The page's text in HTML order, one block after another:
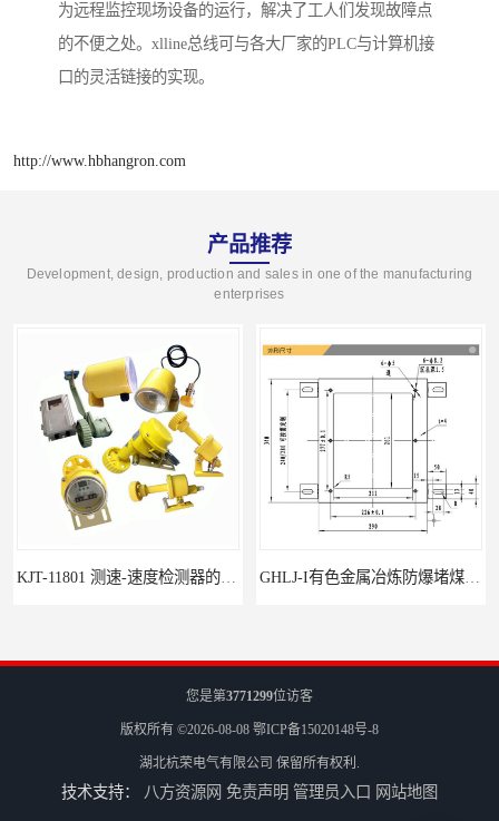
为远程监控现场设备的运行，解决了工人们发现故障点
的不便之处。xlline总线可与各大厂家的PLC与计算机接
口的灵活链接的实现。
http://www.hbhangron.com
产品推荐
Development, design, production and sales in one of the manufacturing
enterprises
KJT-11801 测速-速度检测器的技术参数与应用 GHLJ-I‌有色金属冶炼防爆堵煤开关的应用
您是第3771299位访客
版权所有 ©2026-08-08 鄂ICP备15020148号-8
湖北杭荣电气有限公司 保留所有权利.
技术支持： 八方资源网 免责声明 管理员入口 网站地图